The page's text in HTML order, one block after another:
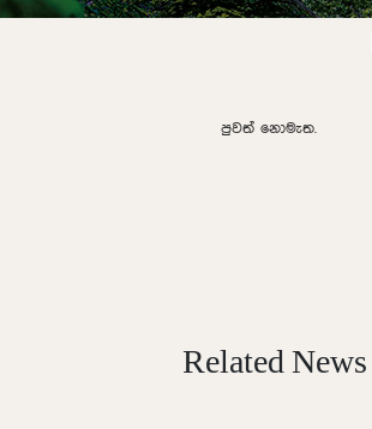
පුවත් නොමැත.
Related News